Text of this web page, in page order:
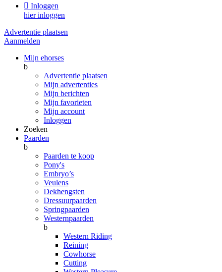
 Inloggen
hier inloggen
Advertentie plaatsen
Aanmelden
Mijn ehorses
b
Advertentie plaatsen
Mijn advertenties
Mijn berichten
Mijn favorieten
Mijn account
Inloggen
Zoeken
Paarden
b
Paarden te koop
Pony's
Embryo’s
Veulens
Dekhengsten
Dressuurpaarden
Springpaarden
Westernpaarden
b
Western Riding
Reining
Cowhorse
Cutting